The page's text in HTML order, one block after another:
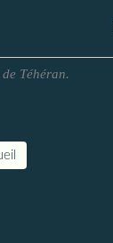
Téhéran.